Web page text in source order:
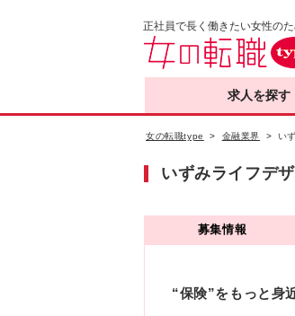
正社員で長く働きたい女性の
求人を探す
女の転職type 金融業界 い
いずみライフデ
募集情報
“保険”をもっと身